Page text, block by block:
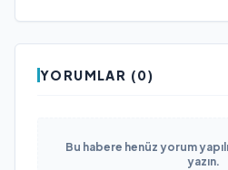
YORUMLAR (0)
Bu habere henüz yorum
yazın.